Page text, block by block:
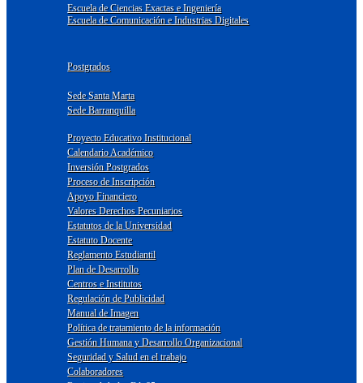
Escuela de Ciencias Exactas e Ingeniería
Escuela de Comunicación e Industrias Digitales
Postgrados
Sede Santa Marta
Sede Barranquilla
Proyecto Educativo Institucional
Calendario Académico
Inversión Postgrados
Proceso de Inscripción
Apoyo Financiero
Valores Derechos Pecuniarios
Estatutos de la Universidad
Estatuto Docente
Reglamento Estudiantil
Plan de Desarrollo
Centros e Institutos
Regulación de Publicidad
Manual de Imagen
Política de tratamiento de la información
Gestión Humana y Desarrollo Organizacional
Seguridad y Salud en el trabajo
Colaboradores